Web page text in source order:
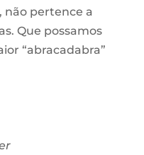
não pertence a
Que possamos
“abracadabra”